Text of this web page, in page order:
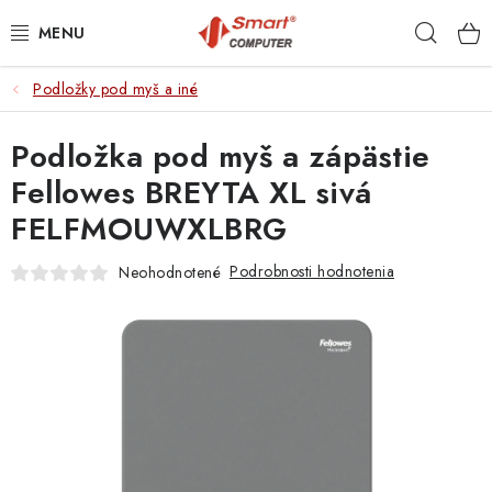
na
NOTEBOOKY
MOBILNÉ ZARIADENIA
PC A KOMPONENTY
PERIFÉRIE
Podložky pod myš a iné
Podložka pod myš a zápästie
Fellowes BREYTA XL sivá
FELFMOUWXLBRG
Neohodnotené Podrobnosti hodnotenia